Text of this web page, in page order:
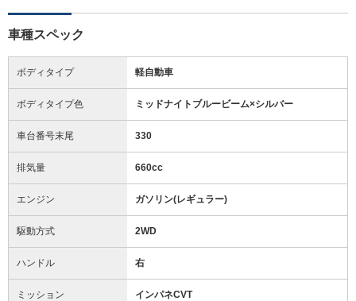
車種スペック
ボディタイプ 軽自動車
ボディタイプ色 ミッドナイトブルービーム×シルバー
車台番号末尾 330
排気量 660cc
エンジン ガソリン(レギュラー)
駆動方式 2WD
ハンドル 右
ミッション インパネCVT